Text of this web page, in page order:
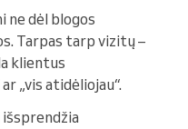
ne dėl blogos
Tarpas tarp vizitų –
klientus
„vis atidėliojau“.